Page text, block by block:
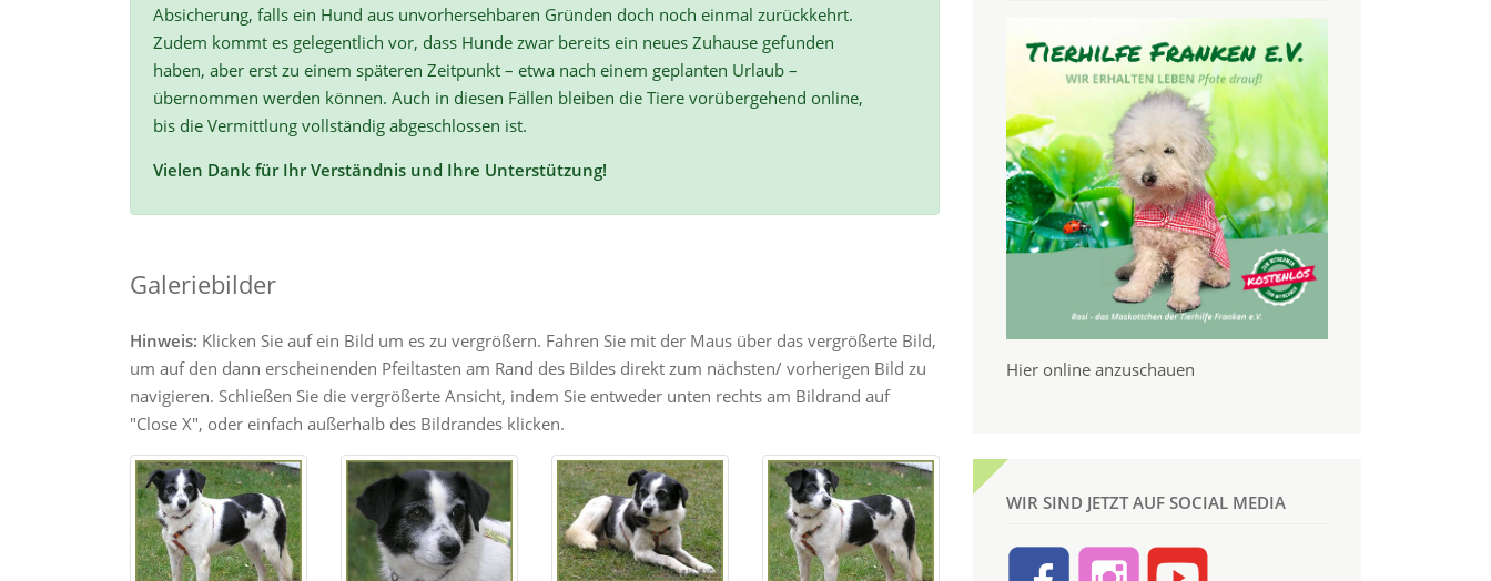
Absicherung, falls ein Hund aus unvorhersehbaren Gründen doch noch einmal zurückkehrt.
Zudem kommt es gelegentlich vor, dass Hunde zwar bereits ein neues Zuhause gefunden
haben, aber erst zu einem späteren Zeitpunkt – etwa nach einem geplanten Urlaub –
übernommen werden können. Auch in diesen Fällen bleiben die Tiere vorübergehend online,
bis die Vermittlung vollständig abgeschlossen ist.
Vielen Dank für Ihr Verständnis und Ihre Unterstützung!
Galeriebilder
Hinweis: Klicken Sie auf ein Bild um es zu vergrößern. Fahren Sie mit der Maus über das vergrößerte Bild,
um auf den dann erscheinenden Pfeiltasten am Rand des Bildes direkt zum nächsten/ vorherigen Bild zu
navigieren. Schließen Sie die vergrößerte Ansicht, indem Sie entweder unten rechts am Bildrand auf
"Close X", oder einfach außerhalb des Bildrandes klicken.
Hier online anzuschauen
WIR SIND JETZT AUF SOCIAL MEDIA